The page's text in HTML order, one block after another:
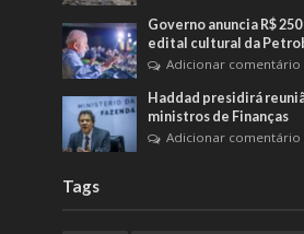
Governo anuncia R$
edital cultural da
Adicionar comentário
Haddad presidirá
ministros de Finanças
Adicionar comentário
Tags